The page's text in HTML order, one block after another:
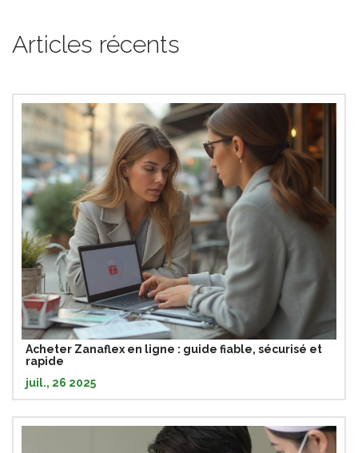
Articles récents
Acheter Zanaflex en ligne : guide fiable, sécurisé et
rapide
juil., 26 2025